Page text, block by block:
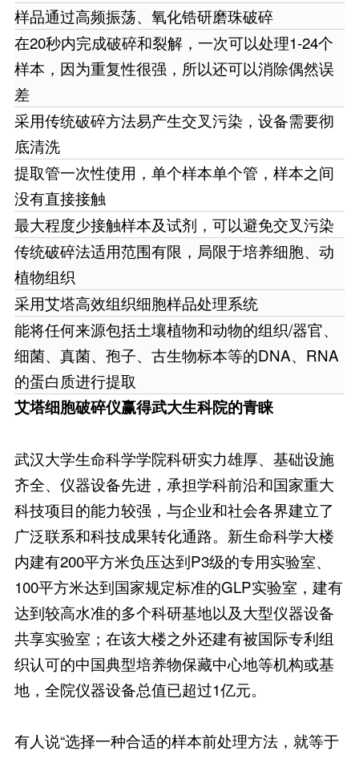
样品通过高频振荡、氧化锆研磨珠破碎
在20秒内完成破碎和裂解，一次可以处理1-24个
样本，因为重复性很强，所以还可以消除偶然误
差
采用传统破碎方法易产生交叉污染，设备需要彻
底清洗
提取管一次性使用，单个样本单个管，样本之间
没有直接接触
最大程度少接触样本及试剂，可以避免交叉污染
传统破碎法适用范围有限，局限于培养细胞、动
植物组织
采用艾塔高效组织细胞样品处理系统
能将任何来源包括土壤植物和动物的组织/器官、
细菌、真菌、孢子、古生物标本等的DNA、RNA
的蛋白质进行提取
艾塔细胞破碎仪赢得武大生科院的青睐
武汉大学生命科学学院科研实力雄厚、基础设施
齐全、仪器设备先进，承担学科前沿和国家重大
科技项目的能力较强，与企业和社会各界建立了
广泛联系和科技成果转化通路。新生命科学大楼
内建有200平方米负压达到P3级的专用实验室、
100平方米达到国家规定标准的GLP实验室，建有
达到较高水准的多个科研基地以及大型仪器设备
共享实验室；在该大楼之外还建有被国际专利组
织认可的中国典型培养物保藏中心地等机构或基
地，全院仪器设备总值已超过1亿元。
有人说“选择一种合适的样本前处理方法，就等于